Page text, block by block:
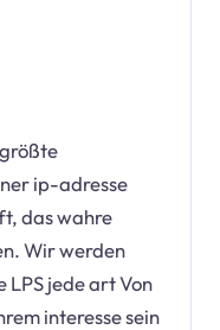
ip-adresse
das wahre
Wir werden
jede art Von
interesse sein